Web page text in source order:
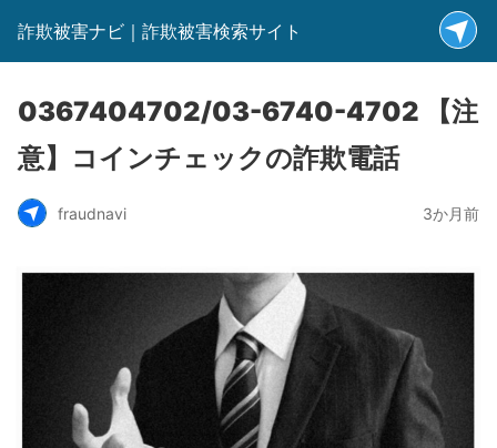
詐欺被害ナビ｜詐欺被害検索サイト
0367404702/03-6740-4702 【注
意】コインチェックの詐欺電話
fraudnavi 3か月前